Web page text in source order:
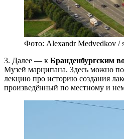
Фото: Alexandr Medvedkov /
3. Далее — к Бранденбургским
Музей марципана. Здесь можно
лекцию про историю создания
произведённый по местному и